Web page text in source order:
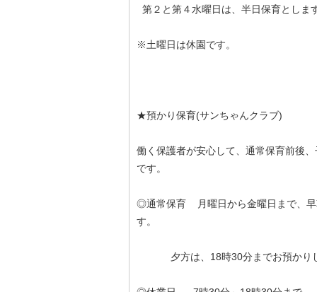
第２と第４水曜日は、半日保育とし
※土曜日は休園です。
★預かり保育(サンちゃんクラブ)
働く保護者が安心して、通常保育前後
です。
◎通常保育 月曜日から金曜日まで、早
す。
夕方は、18時30分までお預かり